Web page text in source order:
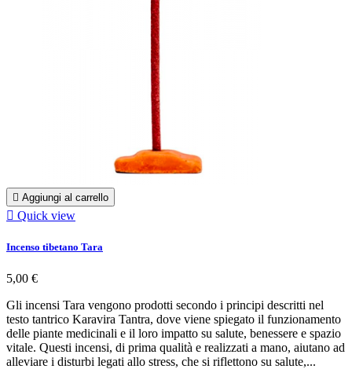
 Aggiungi al carrello
 Quick view
Incenso tibetano Tara
5,00 €
Gli incensi Tara vengono prodotti secondo i principi descritti nel
testo tantrico Karavira Tantra, dove viene spiegato il funzionamento
delle piante medicinali e il loro impatto su salute, benessere e spazio
vitale. Questi incensi, di prima qualità e realizzati a mano, aiutano ad
alleviare i disturbi legati allo stress, che si riflettono su salute,...